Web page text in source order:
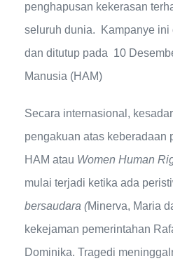
penghapusan kekerasan
seluruh dunia. Kampanye ini
dan ditutup pada 10
Manusia (HAM)
Secara internasional,
pengakuan atas keberadaan
HAM atau Women Human
mulai terjadi ketika ada
bersaudara (Minerva, Maria
kekejaman pemerintahan
Dominika. Tragedi